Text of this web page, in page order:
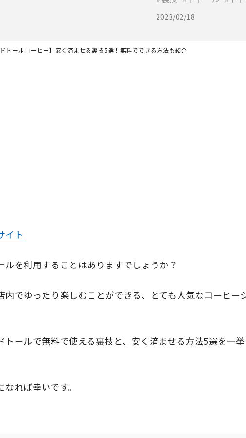
2023/02/18
ドトールコーヒー】安く済ませる裏技5選！無料でできる方法も紹介
イト
を利用することはありますでしょうか？
内でゆったり楽しむことができる、とても人気なコーヒー
ールで無料で使える裏技と、安く済ませる方法5選を一
れば幸いです。